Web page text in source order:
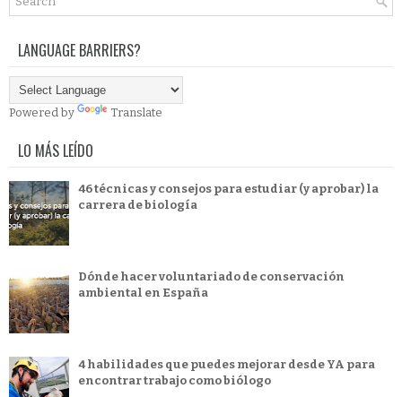
LANGUAGE BARRIERS?
Powered by Translate
LO MÁS LEÍDO
46 técnicas y consejos para estudiar (y aprobar) la
carrera de biología
Dónde hacer voluntariado de conservación
ambiental en España
4 habilidades que puedes mejorar desde YA para
encontrar trabajo como biólogo